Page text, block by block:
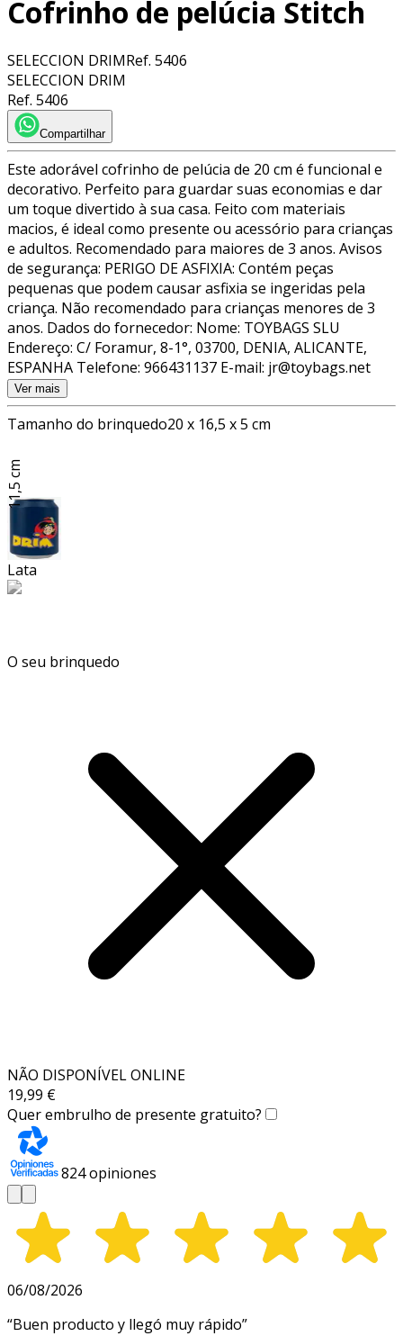
Cofrinho de pelúcia Stitch
SELECCION DRIMRef. 5406
SELECCION DRIM
Ref. 5406
Compartilhar
Este adorável cofrinho de pelúcia de 20 cm é funcional e
decorativo. Perfeito para guardar suas economias e dar
um toque divertido à sua casa. Feito com materiais
macios, é ideal como presente ou acessório para crianças
e adultos. Recomendado para maiores de 3 anos. Avisos
de segurança: PERIGO DE ASFIXIA: Contém peças
pequenas que podem causar asfixia se ingeridas pela
criança. Não recomendado para crianças menores de 3
anos. Dados do fornecedor: Nome: TOYBAGS SLU
Endereço: C/ Foramur, 8-1°, 03700, DENIA, ALICANTE,
ESPANHA Telefone: 966431137 E-mail: jr@toybags.net
Ver mais
Tamanho do brinquedo20 x 16,5 x 5 cm
11,5 cm
Lata
O seu brinquedo
NÃO DISPONÍVEL ONLINE
19,99 €
Quer embrulho de presente gratuito?
824opiniones
06/08/2026
“Buen producto y llegó muy rápido”